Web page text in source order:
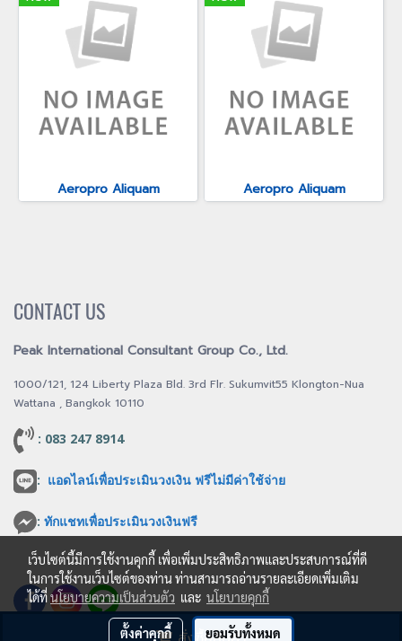
Aeropro Aliquam Aeropro Aliquam
CONTACT US
Peak International Consultant Group Co., Ltd.
1000/121, 124 Liberty Plaza Bld. 3rd Flr. Sukumvit55 Klongton-Nua
Wattana , Bangkok 10110
: 083 247 8914
: แอดไลน์เพื่อประเมินวงเงิน ฟรีไม่มีค่าใช้จ่าย
:ทักแชทเพื่อประเมินวงเงินฟรี
เว็บไซต์นี้มีการใช้งานคุกกี้ เพื่อเพิ่มประสิทธิภาพและประสบการณ์ที่ดี
ในการใช้งานเว็บไซต์ของท่าน ท่านสามารถอ่านรายละเอียดเพิ่มเติม
ได้ที่นโยบายความเป็นส่วนตัว และ นโยบายคุกกี้
ตั้งค่าคุกกี้ ยอมรับทั้งหมด